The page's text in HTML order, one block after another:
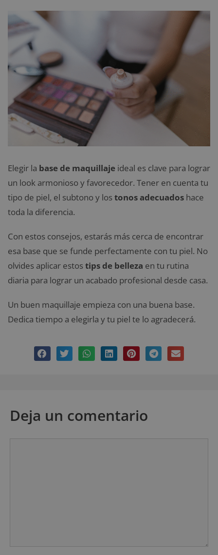
Elegir la base de maquillaje ideal es clave para lograr
un look armonioso y favorecedor. Tener en cuenta tu
tipo de piel, el subtono y lostonos adecuados hace
toda la diferencia.
Con estos consejos, estarás más cerca de encontrar
esa base que se funde perfectamente con tu piel. No
olvides aplicar estostips de belleza en tu rutina
diaria para lograr un acabado profesional desde casa.
Un buen maquillaje empieza con una buena base.
Dedica tiempo a elegirla y tu piel te lo agradecerá.
Deja un comentario